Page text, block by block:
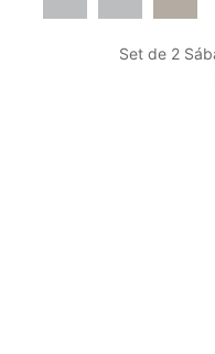
Set de 2